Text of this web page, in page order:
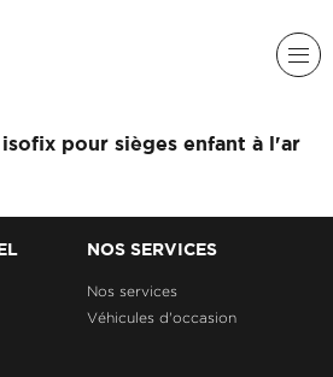
pour sièges enfant à l'ar
NOS SERVICES
Nos services
Véhicules d'occasion